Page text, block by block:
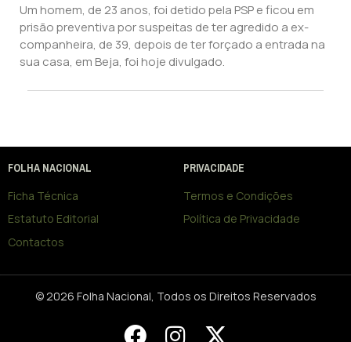
Um homem, de 23 anos, foi detido pela PSP e ficou em
prisão preventiva por suspeitas de ter agredido a ex-
companheira, de 39, depois de ter forçado a entrada na
sua casa, em Beja, foi hoje divulgado.
FOLHA NACIONAL
Ficha Técnica
Estatuto Editorial
Contactos
PRIVACIDADE
Termos e Condições
Política de Privacidade
© 2026 Folha Nacional, Todos os Direitos Reservados